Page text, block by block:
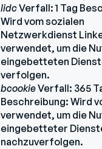
lidcVerfall: 1 Tag
Wird vom sozialen
Netzwerkdienst
verwendet, um die
eingebetteten
verfolgen.
bcookieVerfall: 365
Beschreibung: Wird
verwendet, um die
eingebetteter
nachzuverfolgen.